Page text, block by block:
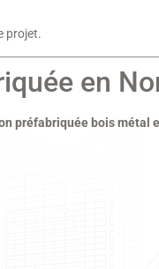
projet.
en
préfabriquée bois métal